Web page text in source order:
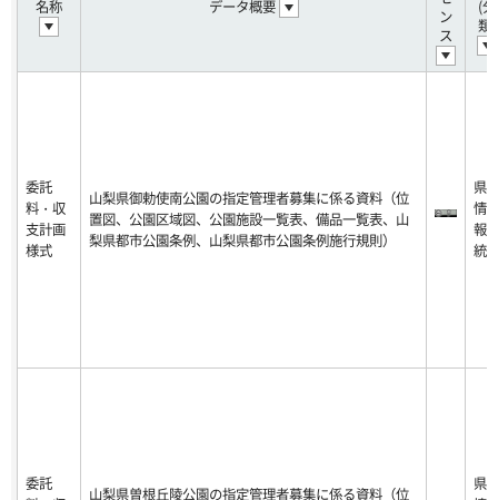
名称 データ概要
ン
ス
(分
類)
委託
料・収
支計画
様式
山梨県御勅使南公園の指定管理者募集に係る資料（位
置図、公園区域図、公園施設一覧表、備品一覧表、山
梨県都市公園条例、山梨県都市公園条例施行規則）
県
情
報
統
委託
山梨県曽根丘陵公園の指定管理者募集に係る資料（位
県